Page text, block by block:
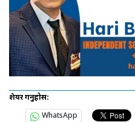
शेयर गर्नुहोस:
WhatsApp